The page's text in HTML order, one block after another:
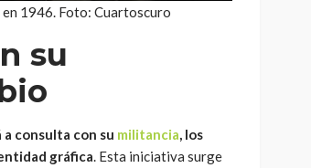
1946. Foto: Cuartoscuro
su
a consulta con su militancia , los
gráfica . Esta iniciativa surge